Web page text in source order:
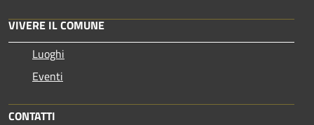
VIVERE IL COMUNE
Luoghi
Eventi
CONTATTI